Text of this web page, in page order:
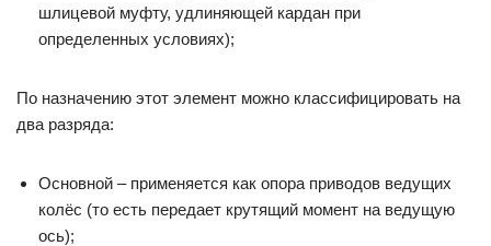
шлицевой муфту, удлиняющей кардан при
определенных условиях);
По назначению этот элемент можно классифицировать на
два разряда:
Основной – применяется как опора приводов ведущих
колёс (то есть передает крутящий момент на ведущую
ось);